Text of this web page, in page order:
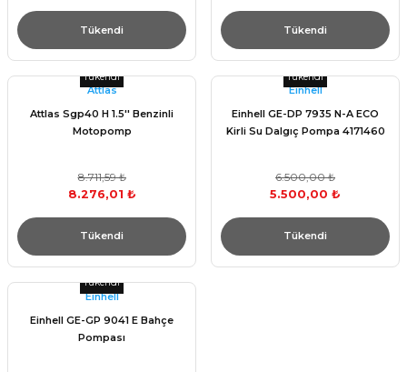
Tükendi Tükendi
Tükendi
Attlas
Attlas Sgp40 H 1.5'' Benzinli
Motopomp
8.711,59 ₺
8.276,01 ₺
Tükendi
Tükendi
Einhell
Einhell GE-DP 7935 N-A ECO
Kirli Su Dalgıç Pompa 4171460
6.500,00 ₺
5.500,00 ₺
Tükendi
Tükendi
Einhell
Einhell GE-GP 9041 E Bahçe
Pompası